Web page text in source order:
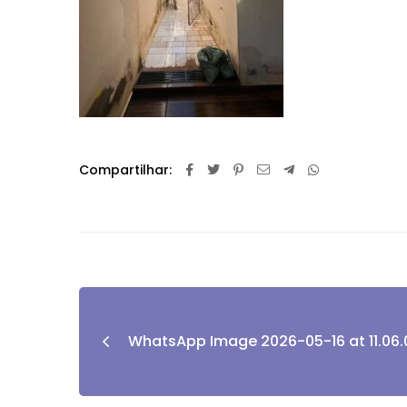
Compartilhar:
WhatsApp Image 2026-05-16 at